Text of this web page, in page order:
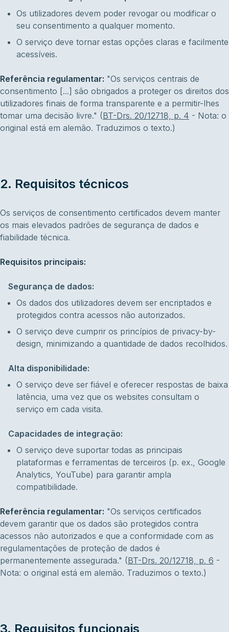
Os utilizadores devem poder revogar ou modificar o
seu consentimento a qualquer momento.
O serviço deve tornar estas opções claras e facilmente
acessíveis.
Referência regulamentar: "Os serviços centrais de
consentimento [...] são obrigados a proteger os direitos dos
utilizadores finais de forma transparente e a permitir-lhes
tomar uma decisão livre." (BT-Drs. 20/12718, p. 4 - Nota: o
original está em alemão. Traduzimos o texto.)
2. Requisitos técnicos
Os serviços de consentimento certificados devem manter
os mais elevados padrões de segurança de dados e
fiabilidade técnica.
Requisitos principais:
Segurança de dados:
Os dados dos utilizadores devem ser encriptados e
protegidos contra acessos não autorizados.
O serviço deve cumprir os princípios de privacy-by-
design, minimizando a quantidade de dados recolhidos.
Alta disponibilidade:
O serviço deve ser fiável e oferecer respostas de baixa
latência, uma vez que os websites consultam o
serviço em cada visita.
Capacidades de integração:
O serviço deve suportar todas as principais
plataformas e ferramentas de terceiros (p. ex., Google
Analytics, YouTube) para garantir ampla
compatibilidade.
Referência regulamentar: "Os serviços certificados
devem garantir que os dados são protegidos contra
acessos não autorizados e que a conformidade com as
regulamentações de proteção de dados é
permanentemente assegurada." (BT-Drs. 20/12718, p. 6 -
Nota: o original está em alemão. Traduzimos o texto.)
3. Requisitos funcionais